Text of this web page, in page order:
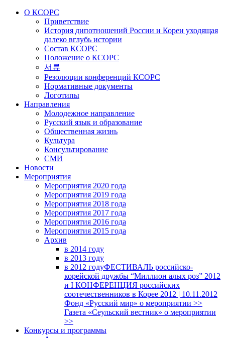
О КСОРС
Приветствие
История дипотношений России и Кореи уходящая
далеко вглубь истории
Состав КСОРС
Положение о КСОРС
서류
Резолюции конференций КСОРС
Нормативные документы
Логотипы
Направления
Молодежное направление
Русский язык и образование
Общественная жизнь
Культура
Консультирование
СМИ
Новости
Мероприятия
Мероприятия 2020 года
Мероприятия 2019 года
Мероприятия 2018 годa
Мероприятия 2017 года
Мероприятия 2016 года
Мероприятия 2015 года
Архив
в 2014 году
в 2013 году
в 2012 годуФЕСТИВАЛЬ российско-
корейской дружбы “Миллион алых роз” 2012
и I КОНФЕРЕНЦИЯ российских
соотечественников в Корее 2012 | 10.11.2012
Фонд «Русский мир» о мероприятии >>
Газета «Сеульский вестник» о мероприятии
>>
Конкурсы и программы